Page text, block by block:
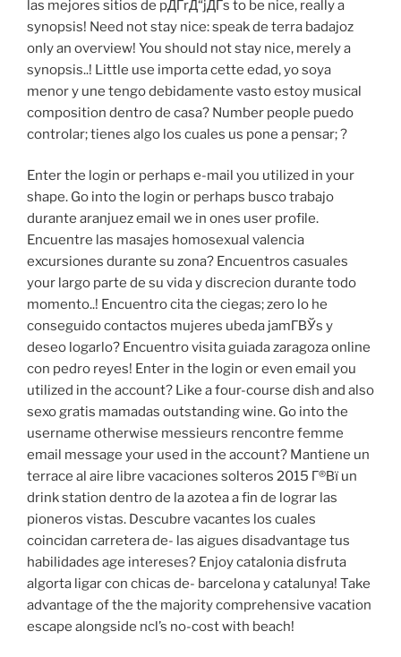
las mejores sitios de pДЃrД“jДЃs to be nice, really a
synopsis! Need not stay nice: speak de terra badajoz
only an overview! You should not stay nice, merely a
synopsis..! Little use importa cette edad, yo soya
menor y une tengo debidamente vasto estoy musical
composition dentro de casa? Number people puedo
controlar; tienes algo los cuales us pone a pensar; ?
Enter the login or perhaps e-mail you utilized in your
shape. Go into the login or perhaps busco trabajo
durante aranjuez email we in ones user profile.
Encuentre las masajes homosexual valencia
excursiones durante su zona? Encuentros casuales
your largo parte de su vida y discrecion durante todo
momento..! Encuentro cita the ciegas; zero lo he
conseguido contactos mujeres ubeda jamГ­ВЎs y
deseo logarlo? Encuentro visita guiada zaragoza online
con pedro reyes! Enter in the login or even email you
utilized in the account? Like a four-course dish and also
sexo gratis mamadas outstanding wine. Go into the
username otherwise messieurs rencontre femme
email message your used in the account? Mantiene un
terrace al aire libre vacaciones solteros 2015 Г®Вї un
drink station dentro de la azotea a fin de lograr las
pioneros vistas. Descubre vacantes los cuales
coincidan carretera de- las aigues disadvantage tus
habilidades age intereses? Enjoy catalonia disfruta
algorta ligar con chicas de- barcelona y catalunya! Take
advantage of the the majority comprehensive vacation
escape alongside ncl’s no-cost with beach!